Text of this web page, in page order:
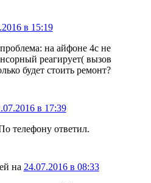
в 15:19
на айфоне 4с не
реагирует( вызов
будет стоить ремонт?
в 17:39
телефону ответил.
на 24.07.2016 в 08:33